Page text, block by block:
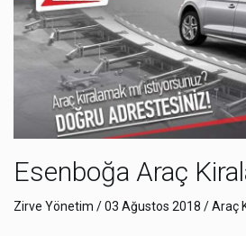
Esenboğa Araç
Zirve Yönetim / 03 Ağustos 2018 /Araç